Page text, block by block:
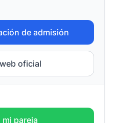
de admisión
oficial
mi pareja